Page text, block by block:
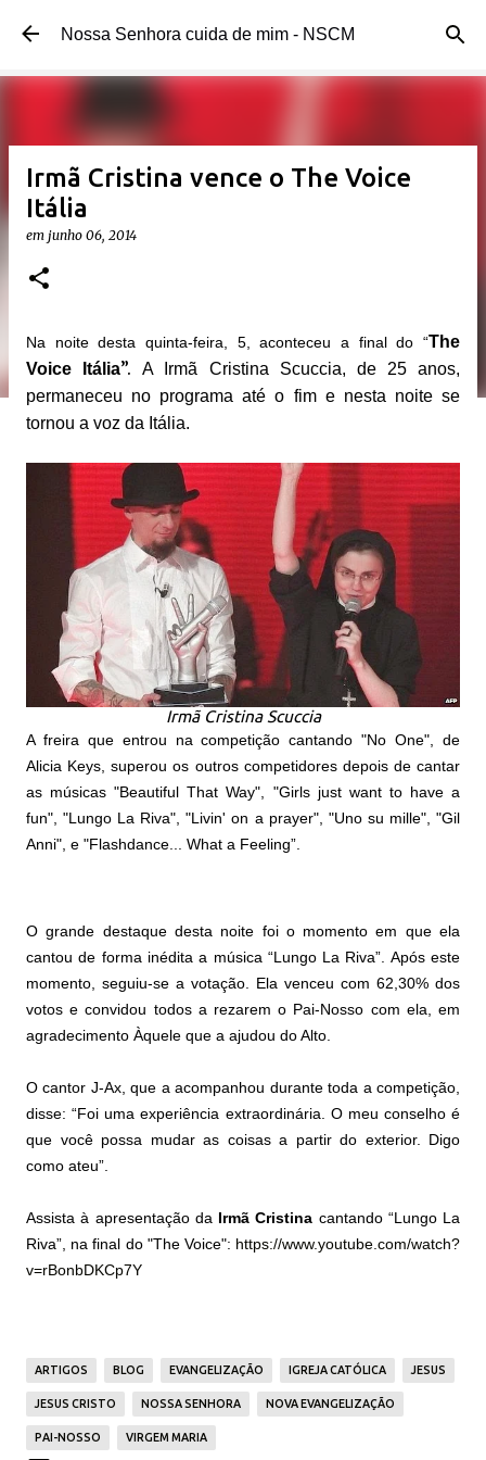
Pular para o conteúdo principal
Nossa Senhora cuida de mim - NSCM
Irmã Cristina vence o The Voice
Itália
em junho 06, 2014
Na noite desta quinta-feira, 5, aconteceu a final do “The
Voice Itália”.A Irmã Cristina Scuccia, de 25 anos,
permaneceu no programa até o fim e nesta noite se
tornou a voz da Itália.
Irmã Cristina Scuccia
A freira que entrou na competição cantando "No One", de
Alicia Keys, superou os outros competidores depois de cantar
as músicas "Beautiful That Way",
"Girls just want to have a
fun" , "Lungo La Riva", "Livin' on a prayer", "Uno su mille", "Gil
Anni", e "Flashdance ... What a Feeling”.
O grande destaque desta noite foi o momento em que ela
cantou de forma inédita a música “Lungo La Riva”. Após este
momento, seguiu-se a votação. Ela venceu com 62,30% dos
votos e convidou todos a rezarem o Pai-Nosso com ela , em
agradecimento Àquele que a ajudou do Alto.
O cantor J-Ax, que a acompanhou durante toda a competição,
disse: “Foi uma experiência extraordinária. O meu conselho é
que você possa mudar as coisas a partir do exterior. Digo
como ateu”.
Assista à apresentação da Irmã Cristina cantando “Lungo La
Riva”, na final do "The Voice": https://www.youtube.com/watch?
v=rBonbDKCp7Y
ARTIGOS BLOG EVANGELIZAÇÃO IGREJA CATÓLICA JESUS
JESUS CRISTO NOSSA SENHORA NOVA EVANGELIZAÇÃO
PAI-NOSSO VIRGEM MARIA